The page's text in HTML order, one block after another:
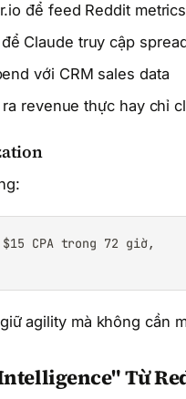
để feed Reddit
Claude truy cập
với CRM sales data
revenue thực hay chỉ
CPA trong 72 giờ,
agility mà không cần
Từ